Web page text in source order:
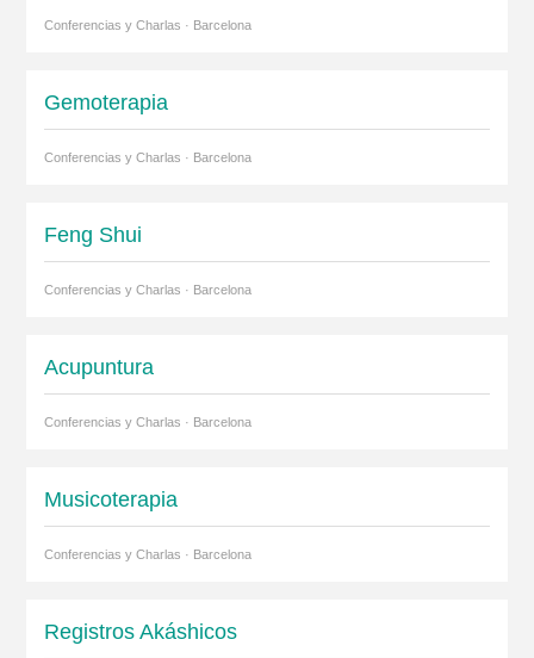
Conferencias y Charlas · Barcelona
Gemoterapia
Conferencias y Charlas · Barcelona
Feng Shui
Conferencias y Charlas · Barcelona
Acupuntura
Conferencias y Charlas · Barcelona
Musicoterapia
Conferencias y Charlas · Barcelona
Registros Akáshicos